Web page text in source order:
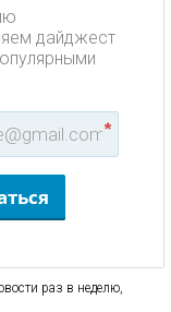
дайджест
*
раз в неделю,